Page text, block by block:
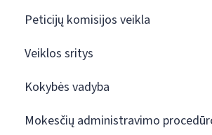
Peticijų komisijos veikla
Veiklos sritys
Kokybės vadyba
Mokesčių administravimo